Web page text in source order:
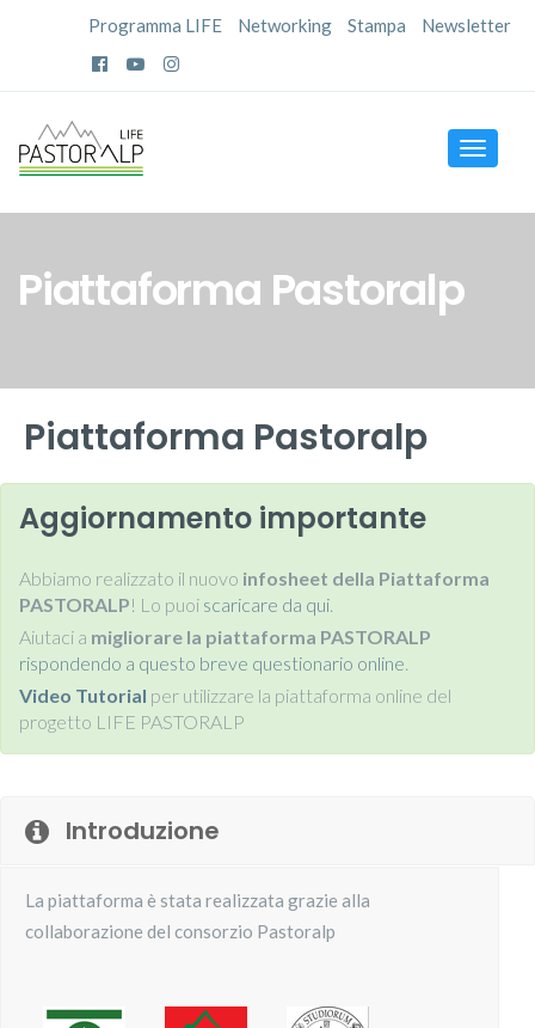
Programma LIFE Networking Stampa Newsletter
Toggle
Piattaforma Pastoralp
Piattaforma Pastoralp
Aggiornamento importante
Abbiamo realizzato il nuovo infosheet della Piattaforma
PASTORALP! Lo puoi scaricare da qui
Aiutaci a migliorare la piattaforma PASTORALP
rispondendo a questo breve questionario online
Video Tutorial per utilizzare la piattaforma online del
progetto LIFE PASTORALP
Introduzione
La piattaforma è stata realizzata grazie alla
collaborazione del consorzio Pastoralp